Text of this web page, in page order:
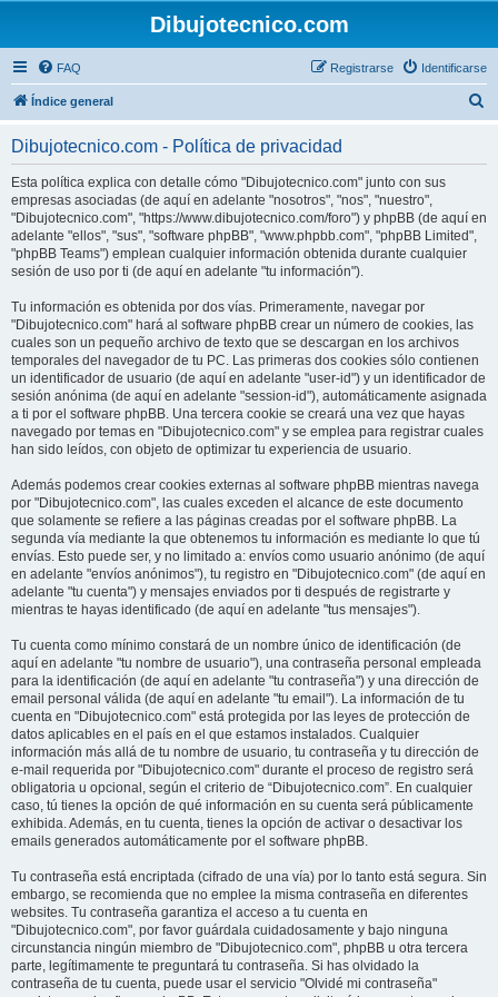
Dibujotecnico.com
FAQ Identificarse
Registrarse
Índice general
Dibujotecnico.com - Política de privacidad
Esta política explica con detalle cómo "Dibujotecnico.com" junto con sus
empresas asociadas (de aquí en adelante "nosotros", "nos", "nuestro",
"Dibujotecnico.com", "https://www.dibujotecnico.com/foro") y phpBB (de aquí en
adelante "ellos", "sus", "software phpBB", "www.phpbb.com", "phpBB Limited",
"phpBB Teams") emplean cualquier información obtenida durante cualquier
sesión de uso por ti (de aquí en adelante "tu información").
Tu información es obtenida por dos vías. Primeramente, navegar por
"Dibujotecnico.com" hará al software phpBB crear un número de cookies, las
cuales son un pequeño archivo de texto que se descargan en los archivos
temporales del navegador de tu PC. Las primeras dos cookies sólo contienen
un identificador de usuario (de aquí en adelante "user-id") y un identificador de
sesión anónima (de aquí en adelante "session-id"), automáticamente asignada
a ti por el software phpBB. Una tercera cookie se creará una vez que hayas
navegado por temas en "Dibujotecnico.com" y se emplea para registrar cuales
han sido leídos, con objeto de optimizar tu experiencia de usuario.
Además podemos crear cookies externas al software phpBB mientras navega
por "Dibujotecnico.com", las cuales exceden el alcance de este documento
que solamente se refiere a las páginas creadas por el software phpBB. La
segunda vía mediante la que obtenemos tu información es mediante lo que tú
envías. Esto puede ser, y no limitado a: envíos como usuario anónimo (de aquí
en adelante "envíos anónimos"), tu registro en "Dibujotecnico.com" (de aquí en
adelante "tu cuenta") y mensajes enviados por ti después de registrarte y
mientras te hayas identificado (de aquí en adelante "tus mensajes").
Tu cuenta como mínimo constará de un nombre único de identificación (de
aquí en adelante "tu nombre de usuario"), una contraseña personal empleada
para la identificación (de aquí en adelante "tu contraseña") y una dirección de
email personal válida (de aquí en adelante "tu email"). La información de tu
cuenta en "Dibujotecnico.com" está protegida por las leyes de protección de
datos aplicables en el país en el que estamos instalados. Cualquier
información más allá de tu nombre de usuario, tu contraseña y tu dirección de
e-mail requerida por "Dibujotecnico.com" durante el proceso de registro será
obligatoria u opcional, según el criterio de “Dibujotecnico.com”. En cualquier
caso, tú tienes la opción de qué información en su cuenta será públicamente
exhibida. Además, en tu cuenta, tienes la opción de activar o desactivar los
emails generados automáticamente por el software phpBB.
Tu contraseña está encriptada (cifrado de una vía) por lo tanto está segura. Sin
embargo, se recomienda que no emplee la misma contraseña en diferentes
websites. Tu contraseña garantiza el acceso a tu cuenta en
"Dibujotecnico.com", por favor guárdala cuidadosamente y bajo ninguna
circunstancia ningún miembro de "Dibujotecnico.com", phpBB u otra tercera
parte, legítimamente te preguntará tu contraseña. Si has olvidado la
contraseña de tu cuenta, puede usar el servicio "Olvidé mi contraseña"